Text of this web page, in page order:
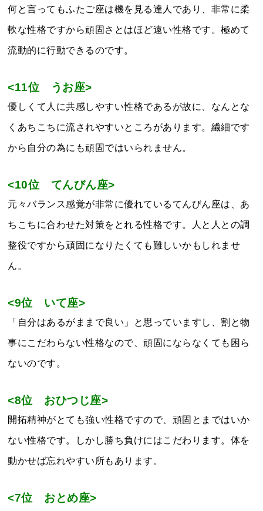
何と言ってもふたご座は機を見る達人であり、非常に柔
軟な性格ですから頑固さとはほど遠い性格です。極めて
流動的に行動できるのです。
<11位 うお座>
優しくて人に共感しやすい性格であるが故に、なんとな
くあちこちに流されやすいところがあります。繊細です
から自分の為にも頑固ではいられません。
<10位 てんびん座>
元々バランス感覚が非常に優れているてんびん座は、あ
ちこちに合わせた対策をとれる性格です。人と人との調
整役ですから頑固になりたくても難しいかもしれませ
ん。
<9位 いて座>
「自分はあるがままで良い」と思っていますし、割と物
事にこだわらない性格なので、頑固にならなくても困ら
ないのです。
<8位 おひつじ座>
開拓精神がとても強い性格ですので、頑固とまではいか
ない性格です。しかし勝ち負けにはこだわります。体を
動かせば忘れやすい所もあります。
<7位 おとめ座>